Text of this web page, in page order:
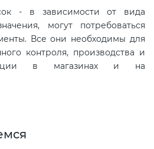
- в зависимости от вида
могут потребоваться
Все они необходимы для
контроля, производства и
в магазинах и на
товаров
(ТР